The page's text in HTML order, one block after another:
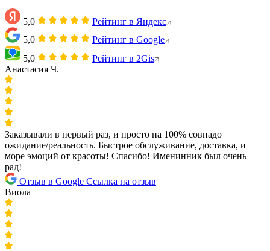
5,0
Рейтинг в Яндекс
5,0
Рейтинг в Google
5,0
Рейтинг в 2Gis
Анастасия Ч.
Заказывали в первый раз, и просто на 100% совпадо
ожидание/реальность. Быстрое обслуживание, доставка, и
море эмоций от красоты! Спасибо! Именинник был очень
рад!
Отзыв в Google Ссылка на отзыв
Виола